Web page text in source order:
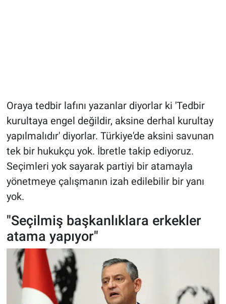
Oraya tedbir lafını yazanlar diyorlar ki 'Tedbir
kurultaya engel değildir, aksine derhal kurultay
yapılmalıdır' diyorlar. Türkiye'de aksini savunan
tek bir hukukçu yok. İbretle takip ediyoruz.
Seçimleri yok sayarak partiyi bir atamayla
yönetmeye çalışmanın izah edilebilir bir yanı
yok.
"Seçilmiş başkanlıklara erkekler
atama yapıyor"